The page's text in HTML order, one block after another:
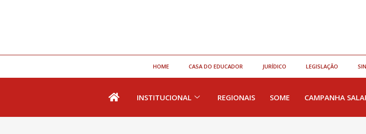
HOME CASA DO EDUCADOR JURÍDICO LEGISLAÇÃO
INSTITUCIONAL REGIONAIS SOME CAMPANHA